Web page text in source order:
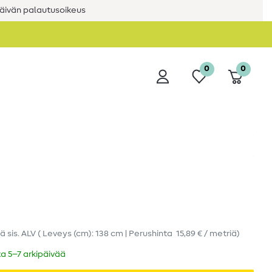
palautusoikeus
0 0
sis. ALV ( Leveys (cm): 138 cm | Perushinta 15,89 € / metriä)
5–7 arkipäivää